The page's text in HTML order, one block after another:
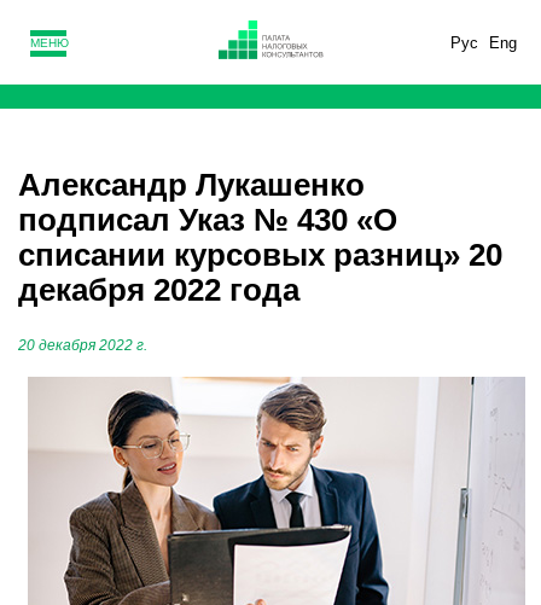
Рус Eng
МЕНЮ
Александр Лукашенко
подписал Указ № 430 «О
списании курсовых разниц» 20
декабря 2022 года
20 декабря 2022 г.